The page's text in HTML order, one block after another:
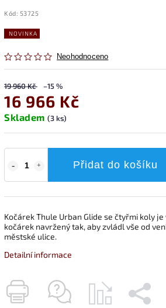
Kód: 53725
NOVINKA
Neohodnoceno
19 960 Kč –15 %
16 966 Kč
Skladem (3 ks)
Přidat do košíku
Kočárek Thule Urban Glide se čtyřmi koly
kočárek navržený tak, aby zvládl vše od
městské ulice.
Detailní informace